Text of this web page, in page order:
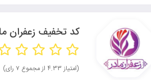
کد تخفیف زعفران
(امتیاز ۴.۳۳ از مجموع ۷ رای)